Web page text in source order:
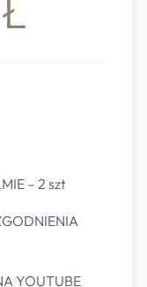
– 2 szt
YOUTUBE